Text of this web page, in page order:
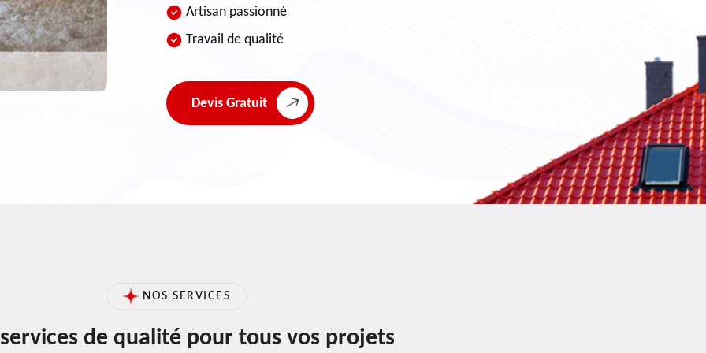
Artisan passionné
Travail de qualité
Devis Gratuit
NOS SERVICES
de qualité pour tous vos projets